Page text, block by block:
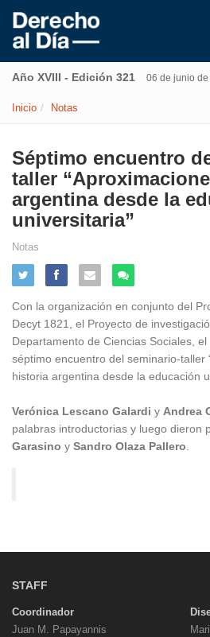
Año XVIII - Edición 321 06 de junio de
Inicio Notas
Séptimo encuentro
taller
argentina desde la
universitaria”
Notas
Con la organización en conjunto del
Decyt 1821, el Proyecto de
Departamento de Ciencias Sociales,
séptimo encuentro del seminario-taller
historia argentina desde la educación
Verónica Lescano Galardi y Andrea
palabras introductorias y luego dieron
Garasino y Sandro Olaza Pallero
STAFF
Coordinador
Juan M. Papayannis